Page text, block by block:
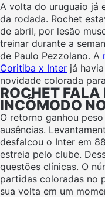
A volta do uruguaio já
da rodada. Rochet
de abril, por lesão
treinar durante a
de Paulo Pezzolano. A
Coritiba x Inter já
novidade colorada
ROCHET FALA
INCÔMODO
O retorno ganhou
ausências.
desfalcou o Inter em
estreia pelo clube.
questões clínicas. O
partidas coloradas no
sua volta em um